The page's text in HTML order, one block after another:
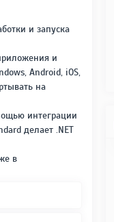
и запуска
и
Android, iOS,
на
интеграции
делает .NET
в
1.11 ГБ